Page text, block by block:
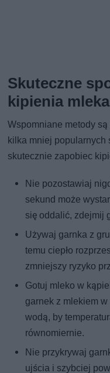
Skuteczne
kipienia mleka
Wspomniane metody
kilka mniej popularnych
skutecznie zapobiec
Nie pozostawiaj
sekund może
się oddalić, zdejmij
Używaj garnka z
temu ciepło
zmniejszy ryzyko
Gotuj mleko w
garnek z mlekiem
wodą, by
równomiernie.
Nie przykrywaj
ujścia i szybciej